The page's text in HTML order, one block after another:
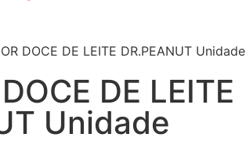
DOCE DE LEITE DR.PEANUT Unidade
DE LEITE
Unidade